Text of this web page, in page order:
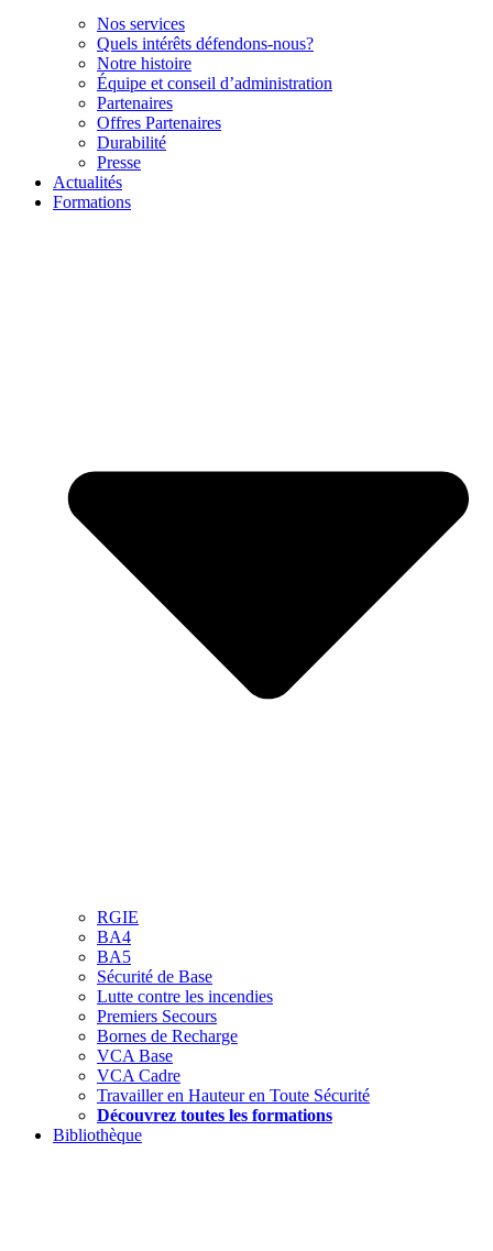
Nos services
Quels intérêts défendons-nous?
Notre histoire
Équipe et conseil d’administration
Partenaires
Offres Partenaires
Durabilité
Presse
Actualités
Formations
RGIE
BA4
BA5
Sécurité de Base
Lutte contre les incendies
Premiers Secours
Bornes de Recharge
VCA Base
VCA Cadre
Travailler en Hauteur en Toute Sécurité
Découvrez toutes les formations
Bibliothèque